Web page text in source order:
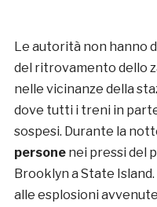
Le autorità non hanno
del ritrovamento dello
nelle vicinanze della
dove tutti i treni in
sospesi. Durante la
personenei pressi del
Brooklyn a State
alle esplosioni